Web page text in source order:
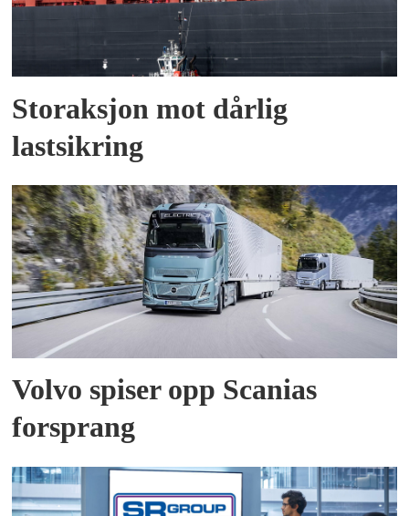
Storaksjon mot dårlig
lastsikring
Volvo spiser opp Scanias
forsprang